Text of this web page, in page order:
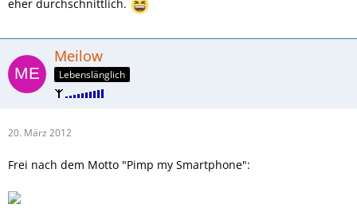
eher durchschnittlich.
Meilow
Lebenslänglich
20. März 2012
Frei nach dem Motto "Pimp my Smartphone":